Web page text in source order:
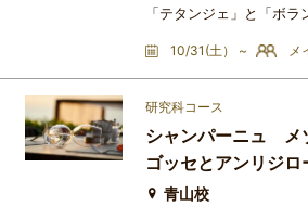
「テタンジェ」と「ボ
ャルドネの美しさが際立
で、力強く奥行きがあり
在感を感じさせるボラン
韻にははっきりとした個
を並べて味わうことで、
切にしてきた哲学やスタイ
10/31(土） ~ メ
研究科コース
シャンパーニュ メ
ゴッセとアンリジロ
青山校